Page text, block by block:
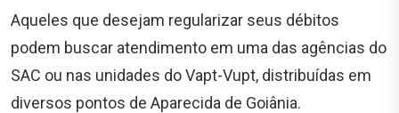
Aqueles que desejam regularizar seus débitos
podem buscar atendimento em uma das agências do
SAC ou nas unidades do Vapt-Vupt, distribuídas em
diversos pontos de Aparecida de Goiânia.